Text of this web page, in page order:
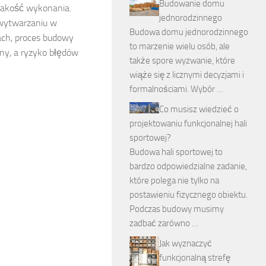
wykonania.
w
proces budowy
a ryzyko błędów
Budowanie domu
jednorodzinnego
Budowa domu jednorodzinnego
to marzenie wielu osób, ale
także spore wyzwanie, które
wiąże się z licznymi decyzjami i
formalnościami. Wybór …
Co musisz wiedzieć o
projektowaniu funkcjonalnej hali
sportowej?
Budowa hali sportowej to
bardzo odpowiedzialne zadanie,
które polega nie tylko na
postawieniu fizycznego obiektu.
Podczas budowy musimy
zadbać zarówno …
Jak wyznaczyć
funkcjonalną strefę